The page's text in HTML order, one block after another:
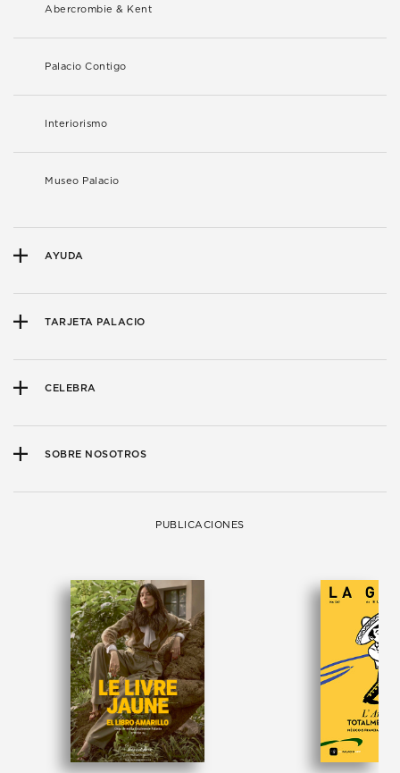
Abercrombie & Kent
Palacio Contigo
Interiorismo
Museo Palacio
AYUDA
TARJETA PALACIO
CELEBRA
SOBRE NOSOTROS
PUBLICACIONES